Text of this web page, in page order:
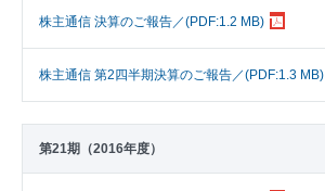
株主通信 決算のご報告／(PDF:1.2 MB)
株主通信 第2四半期決算のご報告／(PDF:1.3 MB)
第21期（2016年度）